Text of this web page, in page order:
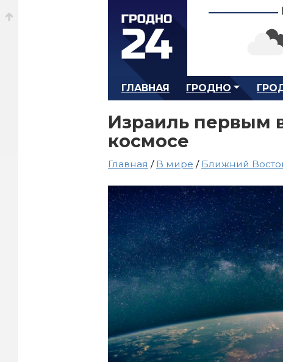
ГЛАВНАЯ ГРОДНО
Израиль первым
космосе
Главная / В мире / Ближний